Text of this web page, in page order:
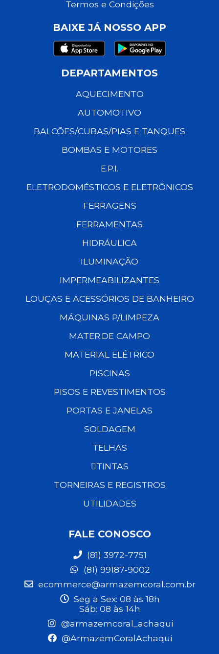
Termos e Condições
BAIXE JÁ NOSSO APP
DEPARTAMENTOS
AQUECIMENTO
AUTOMOTIVO
BALCÕES/CUBAS/PIAS E TANQUES
BOMBAS E MOTORES
E.P.I.
ELETRODOMÉSTICOS E ELETRÔNICOS
FERRAGENS
FERRAMENTAS
HIDRÁULICA
ILUMINAÇÃO
IMPERMEABILIZANTES
LOUÇAS E ACESSÓRIOS DE BANHEIRO
MÁQUINAS P/LIMPEZA
MATER.DE CAMPO
MATERIAL ELÉTRICO
PISCINAS
PISOS E REVESTIMENTOS
PORTAS E JANELAS
SOLDAGEM
TELHAS
TINTAS
TORNEIRAS E REGISTROS
UTILIDADES
FALE CONOSCO
(81) 3972-7751
(81) 99187-9002
ecommerce@armazemcoral.com.br
Seg a Sex: 08 às 18h
Sáb: 08 às 14h
@armazemcoral_achaqui
@ArmazemCoralAchaqui